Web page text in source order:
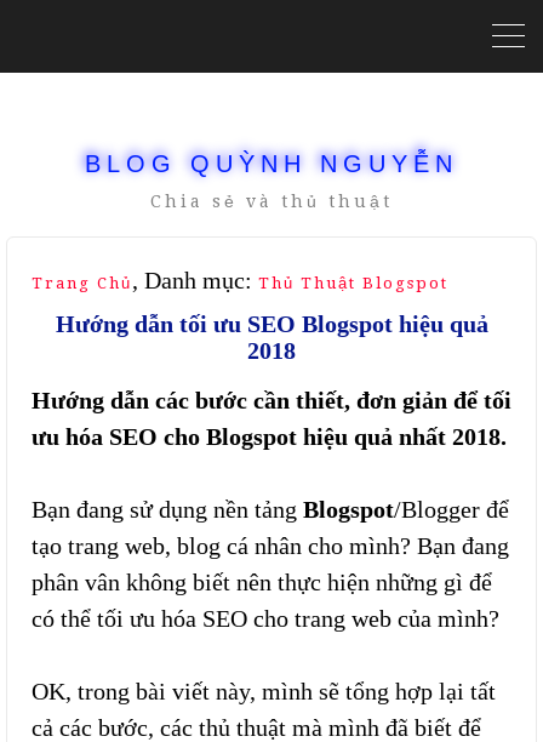
BLOG QUỲNH NGUYỄN
Chia sẻ và thủ thuật
Trang Chủ , Danh mục: Thủ Thuật Blogspot
Hướng dẫn tối ưu SEO Blogspot hiệu quả
2018
Hướng dẫn các bước cần thiết, đơn giản để tối
ưu hóa SEO cho Blogspot hiệu quả nhất 2018.
Bạn đang sử dụng nền tảng Blogspot/Blogger để
tạo trang web, blog cá nhân cho mình? Bạn đang
phân vân không biết nên thực hiện những gì để
có thể tối ưu hóa SEO cho trang web của mình?
OK, trong bài viết này, mình sẽ tổng hợp lại tất
cả các bước, các thủ thuật mà mình đã biết để